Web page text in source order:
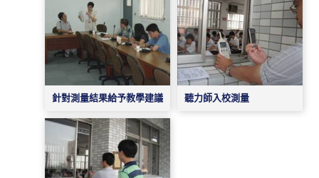
針對測量結果給予教學建議 聽力師入校測量